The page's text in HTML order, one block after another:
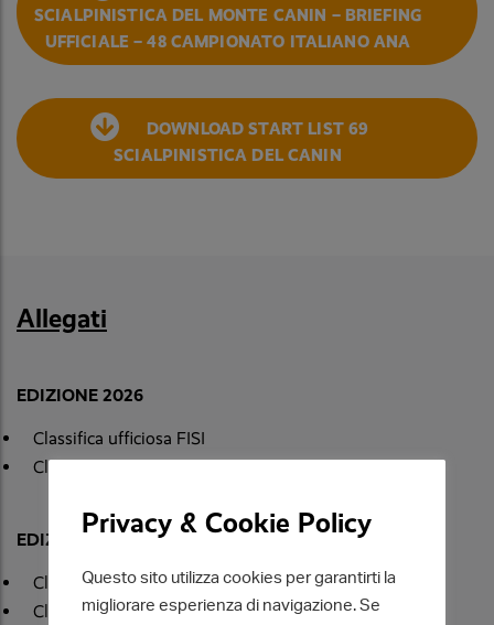
SCIALPINISTICA DEL MONTE CANIN – BRIEFING
UFFICIALE – 48 CAMPIONATO ITALIANO ANA
DOWNLOAD START LIST 69
SCIALPINISTICA DEL CANIN
Allegati
EDIZIONE 2026
Classifica ufficiosa FISI
Classifica Individuale
EDIZIONE 2025
Classifiche ufficiali FISI
Classifiche Open
Privacy & Cookie Policy
Questo sito utilizza cookies per garantirti la
migliorare esperienza di navigazione. Se